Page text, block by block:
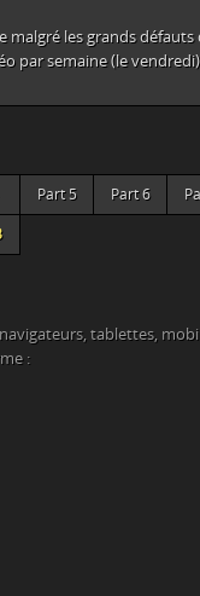
malgré les grands défauts
par semaine (le
Part 5 Part 6
tablettes,
: